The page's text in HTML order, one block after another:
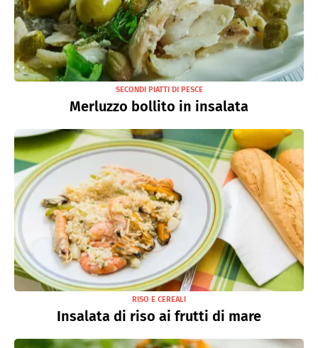
SECONDI PIATTI DI PESCE
Merluzzo bollito in insalata
RISO E CEREALI
Insalata di riso ai frutti di mare